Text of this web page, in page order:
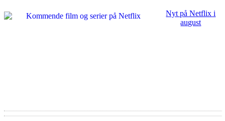
Nyt på Netflix i
august